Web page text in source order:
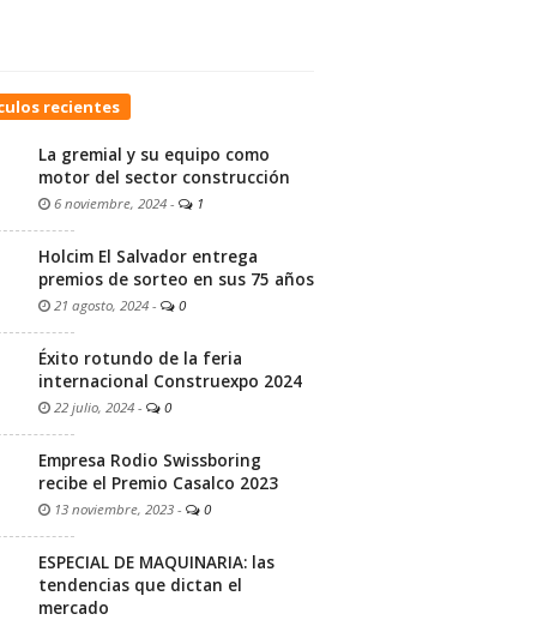
recientes
La gremial y su equipo como
motor del sector construcción
6 noviembre, 2024 - 1
Holcim El Salvador entrega
premios de sorteo en sus 75 años
21 agosto, 2024 - 0
Éxito rotundo de la feria
internacional Construexpo 2024
22 julio, 2024 - 0
Empresa Rodio Swissboring
recibe el Premio Casalco 2023
13 noviembre, 2023 - 0
ESPECIAL DE MAQUINARIA: las
tendencias que dictan el
mercado